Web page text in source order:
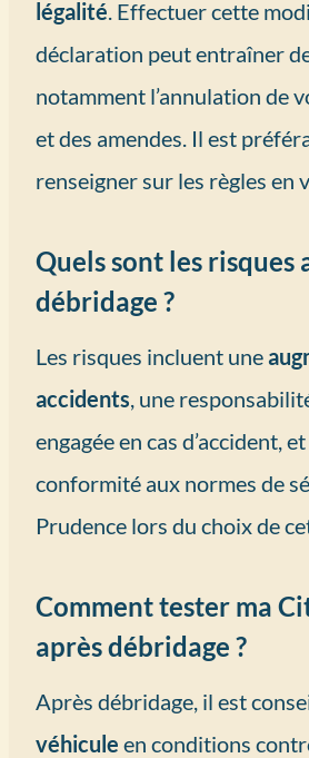
légalité . Effectuer cette
déclaration peut entraîner
notamment l’annulation de
et des amendes. Il est
renseigner sur les règles en
Quels sont les risques
débridage ?
Les risques incluent une
accidents , une
engagée en cas d’accident,
conformité aux normes de
Prudence lors du choix de
Comment tester ma
après débridage ?
Après débridage, il est
véhicule en conditions